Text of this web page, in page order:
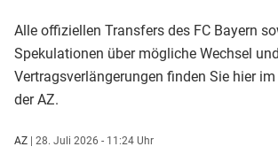
Alle offiziellen Transfers des FC Bayern
Spekulationen über mögliche Wechsel und
Vertragsverlängerungen finden Sie hier
der AZ.
AZ | 28. Juli 2026 - 11:24 Uhr